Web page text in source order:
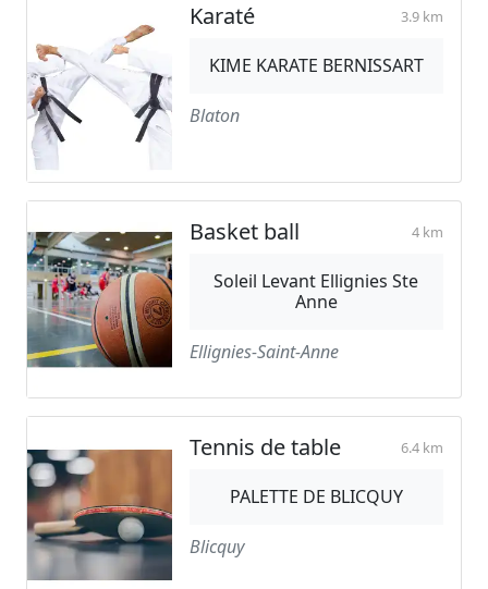
Karaté 3.9 km
KIME KARATE BERNISSART
Blaton
Basket ball 4 km
Soleil Levant Ellignies Ste
Anne
Ellignies-Saint-Anne
Tennis de table 6.4 km
PALETTE DE BLICQUY
Blicquy